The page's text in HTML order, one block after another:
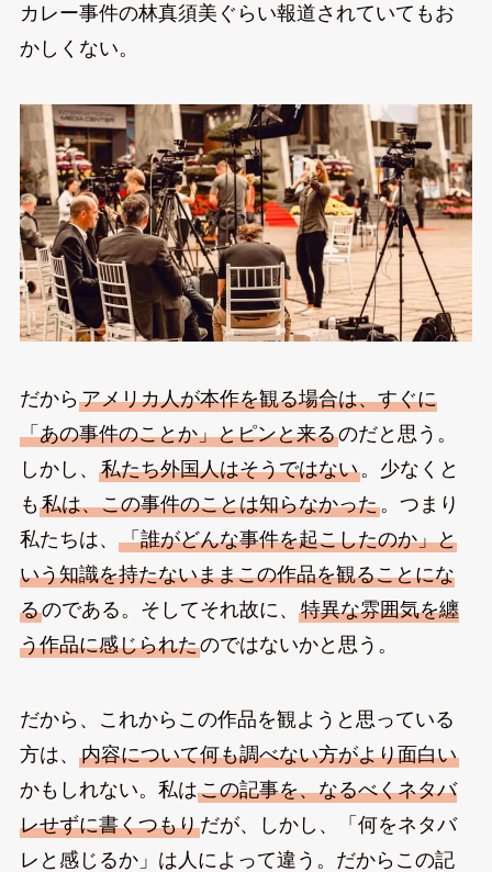
カレー事件の林真須美ぐらい報道されていてもお
かしくない。
だからアメリカ人が本作を観る場合は、すぐに
「あの事件のことか」とピンと来るのだと思う。
しかし、 私たち外国人はそうではない。少なくと
も私は、この事件のことは知らなかった。つまり
私たちは、 「誰がどんな事件を起こしたのか」と
いう知識を持たないままこの作品を観ることにな
るのである。そしてそれ故に、 特異な雰囲気を纏
う作品に感じられたのではないかと思う。
だから、これからこの作品を観ようと思っている
方は、 内容について何も調べない方がより面白い
かもしれない。私はこの記事を、なるべくネタバ
レせずに書くつもりだが、しかし、「何をネタバ
レと感じるか」は人によって違う。だからこの記